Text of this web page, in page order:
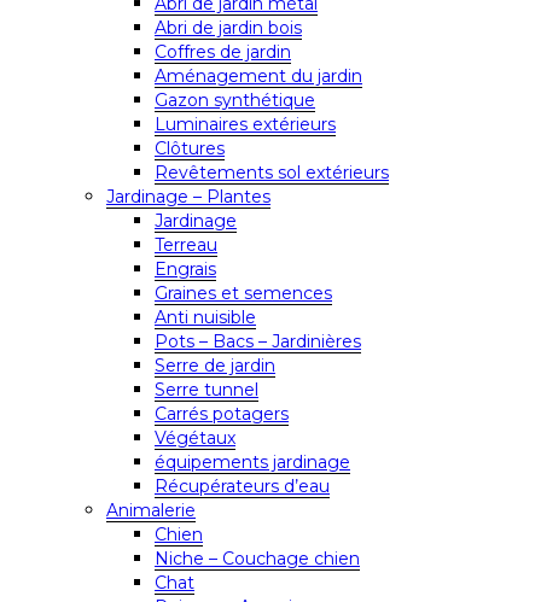
Abri de jardin bois
Coffres de jardin
Aménagement du jardin
Gazon synthétique
Luminaires extérieurs
Clôtures
Revêtements sol extérieurs
Jardinage – Plantes
Jardinage
Terreau
Engrais
Graines et semences
Anti nuisible
Pots – Bacs – Jardinières
Serre de jardin
Serre tunnel
Carrés potagers
Végétaux
équipements jardinage
Récupérateurs d’eau
Animalerie
Chien
Niche – Couchage chien
Chat